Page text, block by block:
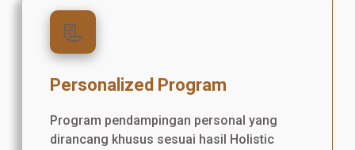
📃
Personalized Program
Program pendampingan personal yang
dirancang khusus sesuai hasil Holistic